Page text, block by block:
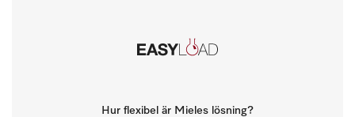
Hur flexibel är Mieles lösning?